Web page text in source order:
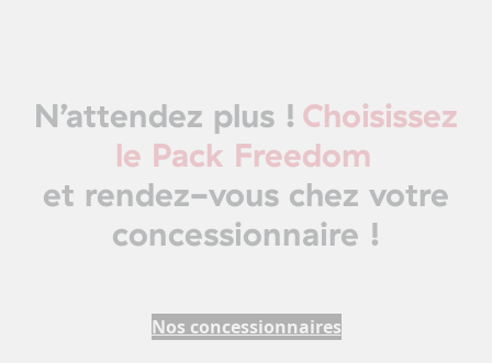
N’attendez plus ! Choisissez
le Pack Freedom
et rendez-vous chez votre
concessionnaire !
Nos concessionnaires